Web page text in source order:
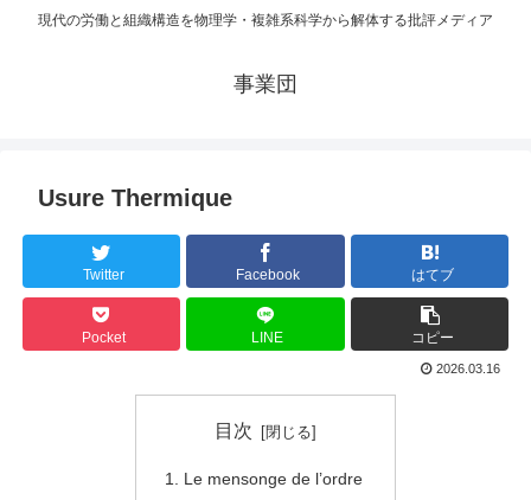
現代の労働と組織構造を物理学・複雑系科学から解体する批評メディア
事業団
Usure Thermique
Twitter Facebook はてブ
Pocket LINE コピー
2026.03.16
目次
Le mensonge de l’ordre